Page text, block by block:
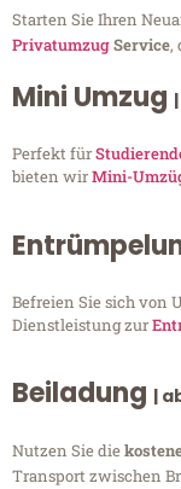
Starten Sie Ihren
PrivatumzugService,
Mini Umzug
Perfekt für
bieten wirMini-
Befreien Sie sich von
Dienstleistung zur
Beiladung |
Nutzen Sie die
Transport zwischen